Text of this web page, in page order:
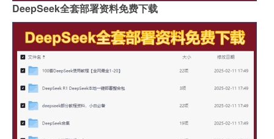
DeepSeek全套部署资料免费下载